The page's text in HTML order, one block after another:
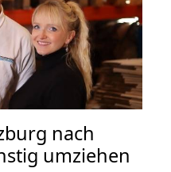
nach
umziehen